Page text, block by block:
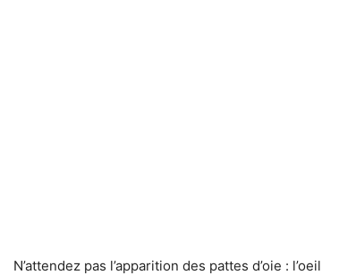
N’attendez pas l’apparition des pattes d’oie : l’oeil